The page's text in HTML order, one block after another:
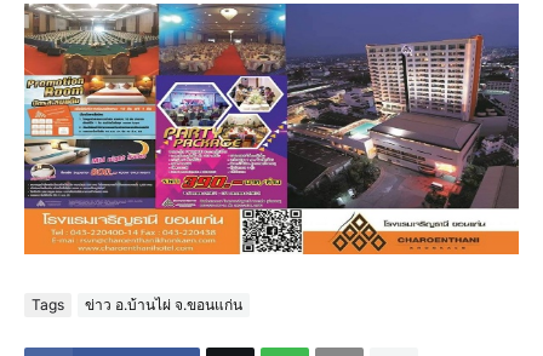
Tags ข่าว อ.บ้านไผ่ จ.ขอนแก่น